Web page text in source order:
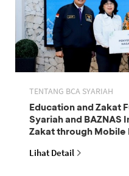
TENTANG BCA SYARIAH
Education and Zakat
Syariah and BAZNAS
Zakat through Mobile
Lihat Detail